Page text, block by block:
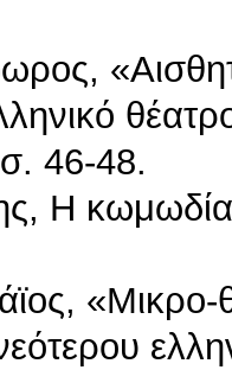
46-48.
Η